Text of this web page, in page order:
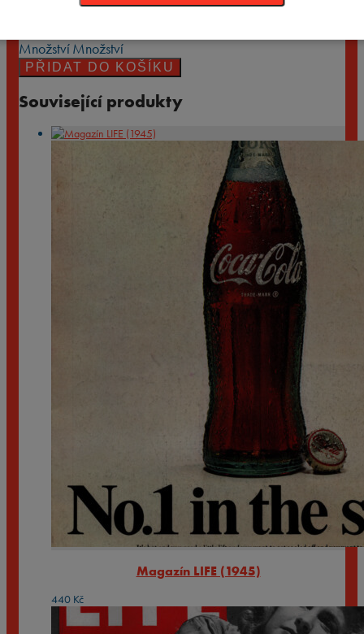
MnožstvíMnožství
PŘIDAT DO KOŠÍKU
Související produkty
Magazín LIFE (1945)
440 Kč